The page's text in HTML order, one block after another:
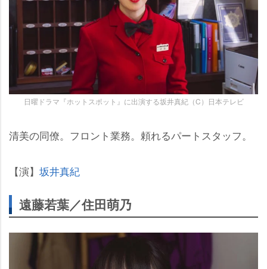
日曜ドラマ『ホットスポット』に出演する坂井真紀（C）日本テレビ
清美の同僚。フロント業務。頼れるパートスタッフ。
【演】 坂井真紀
遠藤若葉／住田萌乃